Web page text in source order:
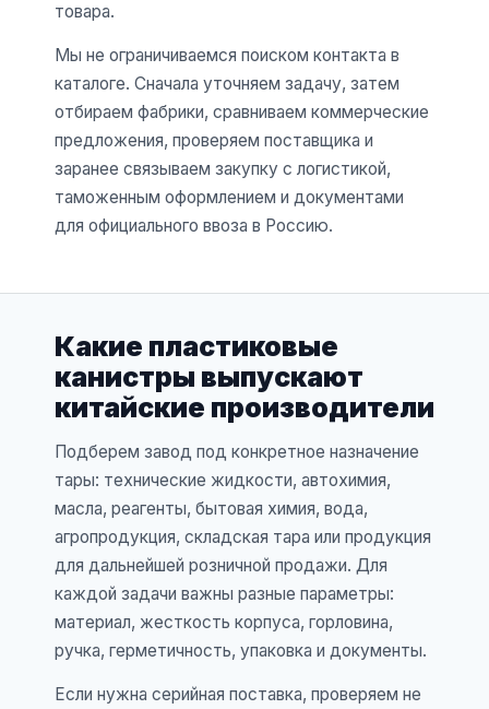
товара.
Мы не ограничиваемся поиском контакта в
каталоге. Сначала уточняем задачу, затем
отбираем фабрики, сравниваем коммерческие
предложения, проверяем поставщика и
заранее связываем закупку с логистикой,
таможенным оформлением и документами
для официального ввоза в Россию.
Какие пластиковые
канистры выпускают
китайские производители
Подберем завод под конкретное назначение
тары: технические жидкости, автохимия,
масла, реагенты, бытовая химия, вода,
агропродукция, складская тара или продукция
для дальнейшей розничной продажи. Для
каждой задачи важны разные параметры:
материал, жесткость корпуса, горловина,
ручка, герметичность, упаковка и документы.
Если нужна серийная поставка, проверяем не